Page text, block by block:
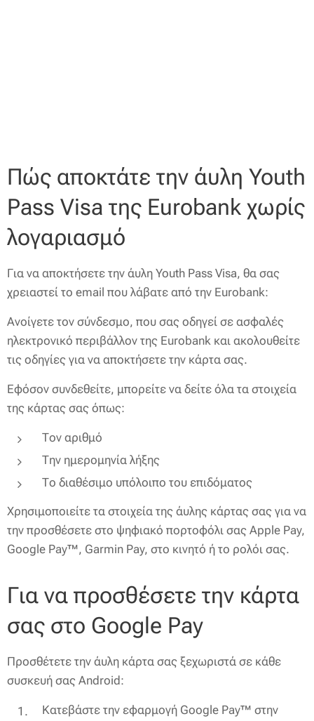
Πώς αποκτάτε την άυλη Youth
Pass Visa της Eurobank χωρίς
λογαριασμό
Για να αποκτήσετε την άυλη Youth Pass Visa, θα σας
χρειαστεί το email που λάβατε από την Eurobank:
Ανοίγετε τον σύνδεσμο, που σας οδηγεί σε ασφαλές
ηλεκτρονικό περιβάλλον της Eurobank και ακολουθείτε
τις οδηγίες για να αποκτήσετε την κάρτα σας.
Εφόσον συνδεθείτε, μπορείτε να δείτε όλα τα στοιχεία
της κάρτας σας όπως:
Τον αριθμό
Την ημερομηνία λήξης
Το διαθέσιμο υπόλοιπο του επιδόματος
Χρησιμοποιείτε τα στοιχεία της άυλης κάρτας σας για να
την προσθέσετε στο ψηφιακό πορτοφόλι σας Apple Pay,
Google Pay™, Garmin Pay, στο κινητό ή το ρολόι σας.
Για να προσθέσετε την κάρτα
σας στο Google Pay
Προσθέτετε την άυλη κάρτα σας ξεχωριστά σε κάθε
συσκευή σας Android:
Κατεβάστε την εφαρμογή Google Pay™ στην